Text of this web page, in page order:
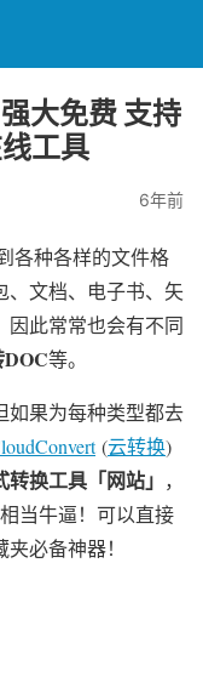
大免费 支持
工具
6年前
各种各样的文件格
、文档、电子书、矢
因此常常也会有不同
等。
如果为每种类型都去
(云转换)
换工具「网站」 ，
当牛逼！可以直接
夹必备神器！